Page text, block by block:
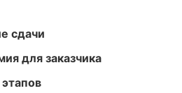
сдачи
для заказчика